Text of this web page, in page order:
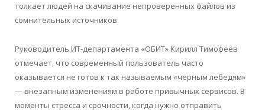
толкает людей на скачивание непроверенных файлов из
сомнительных источников.
Руководитель ИТ-департамента «ОБИТ» Кирилл Тимофеев
отмечает, что современный пользователь часто
оказывается не готов к так называемым «черным лебедям»
— внезапным изменениям в работе привычных сервисов. В
моменты стресса и срочности, когда нужно отправить